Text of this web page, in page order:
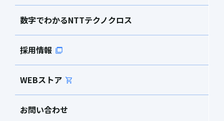
数字でわかるNTTテクノクロス
採用情報
WEBストア
お問い合わせ